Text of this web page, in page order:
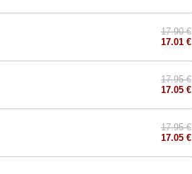
17.90 €
17.01 €
17.95 €
17.05 €
17.95 €
17.05 €